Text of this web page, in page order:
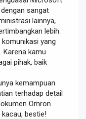
sangat
lainnya,
lebih.
yang
Karena kamu
pihak, baik
kemampuan
terhadap detail
Omron
bestie!